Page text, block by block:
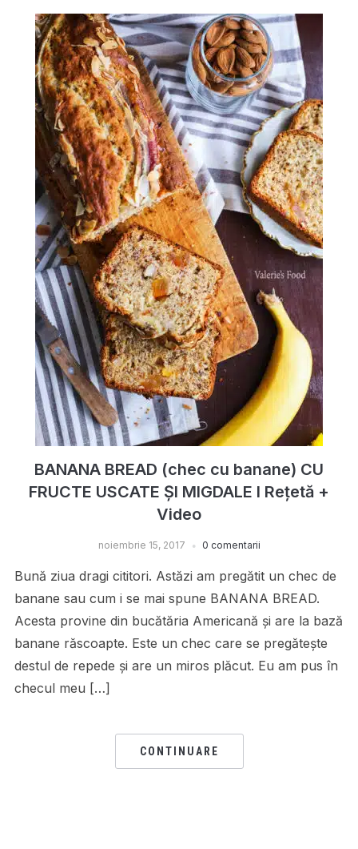
BANANA BREAD (chec cu banane) CU
FRUCTE USCATE ȘI MIGDALE I Rețetă +
Video
noiembrie 15, 2017 0 comentarii
Bună ziua dragi cititori. Astăzi am pregătit un chec de
banane sau cum i se mai spune BANANA BREAD.
Acesta provine din bucătăria Americană și are la bază
banane răscoapte. Este un chec care se pregătește
destul de repede și are un miros plăcut. Eu am pus în
checul meu […]
CONTINUARE